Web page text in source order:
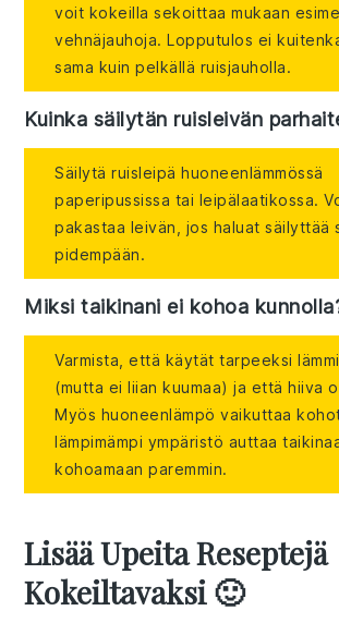
voit kokeilla sekoittaa mukaan
vehnäjauhoja. Lopputulos ei
sama kuin pelkällä ruisjauholla.
Kuinka säilytän ruisleivän
Säilytä ruisleipä huoneenlämmössä
paperipussissa tai leipälaatikossa.
pakastaa leivän, jos haluat säilyttää
pidempään.
Miksi taikinani ei kohoa
Varmista, että käytät tarpeeksi
(mutta ei liian kuumaa) ja että hiiva
Myös huoneenlämpö vaikuttaa
lämpimämpi ympäristö auttaa
kohoamaan paremmin.
Lisää Upeita Reseptejä
Kokeiltavaksi 🙂